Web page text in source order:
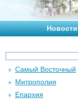
Новости
Самый Восточный
Митрополия
Епархия